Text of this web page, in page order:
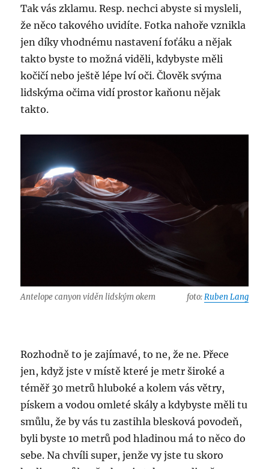
Tak vás zklamu. Resp. nechci abyste si mysleli,
že něco takového uvidíte. Fotka nahoře vznikla
jen díky vhodnému nastavení foťáku a nějak
takto byste to možná viděli, kdybyste měli
kočičí nebo ještě lépe lví oči. Člověk svýma
lidskýma očima vidí prostor kaňonu nějak
takto.
Antelope canyon viděn lidským okem foto:Ruben Lang
Rozhodně to je zajímavé, to ne, že ne. Přece
jen, když jste v místě které je metr široké a
téměř 30 metrů hluboké a kolem vás větry,
pískem a vodou omleté skály a kdybyste měli tu
smůlu, že by vás tu zastihla blesková povodeň,
byli byste 10 metrů pod hladinou má to něco do
sebe. Na chvíli super, jenže vy jste tu skoro